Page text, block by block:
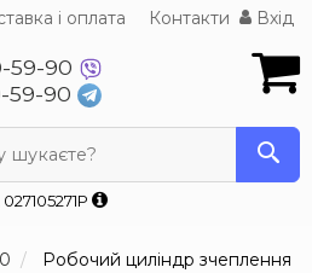
і оплата Контакти Вхід
59-90
59-90
шукаєте?
Робочий циліндр зчеплення